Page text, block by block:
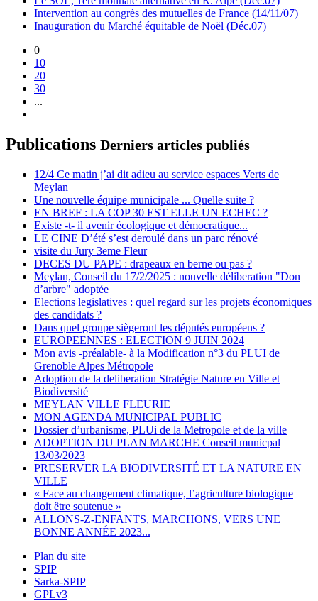
Intervention au congrès des mutuelles de France (14/11/07)
Inauguration du Marché équitable de Noël (Déc.07)
0
10
20
30
...
Publications Derniers articles publiés
12/4 Ce matin j’ai dit adieu au service espaces Verts de
Meylan
Une nouvelle équipe municipale ... Quelle suite ?
EN BREF : LA COP 30 EST ELLE UN ECHEC ?
Existe -t- il avenir écologique et démocratique...
LE CINE D’été s’est deroulé dans un parc rénové
visite du Jury 3eme Fleur
DECES DU PAPE : drapeaux en berne ou pas ?
Meylan, Conseil du 17/2/2025 : nouvelle déliberation "Don
d’arbre" adoptée
Elections legislatives : quel regard sur les projets économiques
des candidats ?
Dans quel groupe siègeront les députés européens ?
EUROPEENNES : ELECTION 9 JUIN 2024
Mon avis -préalable- à la Modification n°3 du PLUI de
Grenoble Alpes Métropole
Adoption de la deliberation Stratégie Nature en Ville et
Biodiversité
MEYLAN VILLE FLEURIE
MON AGENDA MUNICIPAL PUBLIC
Dossier d’urbanisme, PLUi de la Metropole et de la ville
ADOPTION DU PLAN MARCHE Conseil municpal
13/03/2023
PRESERVER LA BIODIVERSITÉ ET LA NATURE EN
VILLE
« Face au changement climatique, l’agriculture biologique
doit être soutenue »
ALLONS-Z-ENFANTS, MARCHONS, VERS UNE
BONNE ANNÉE 2023...
Plan du site
SPIP
Sarka-SPIP
GPLv3